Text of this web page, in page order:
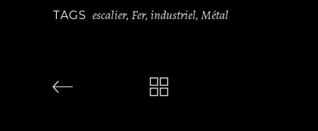
TAGS escalier, Fer, industriel, Métal